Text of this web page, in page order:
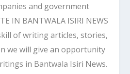
and government
IN BANTWALA ISIRI NEWS
of writing articles, stories,
we will give an opportunity
in Bantwala Isiri News.